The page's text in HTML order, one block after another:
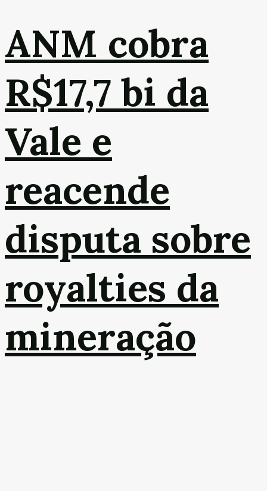
ANM cobra
R$17,7 bi da
Vale e
reacende
disputa sobre
royalties da
mineração